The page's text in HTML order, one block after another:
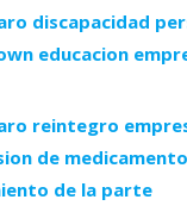
discapacidad
educacion
reintegro
de
de la parte